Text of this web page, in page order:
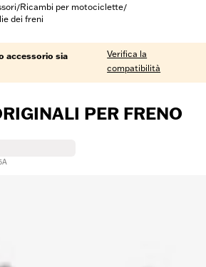
/Ricambi per motociclette/
dei freni
accessorio sia
Verifica la
compatibilità
PER FRENO